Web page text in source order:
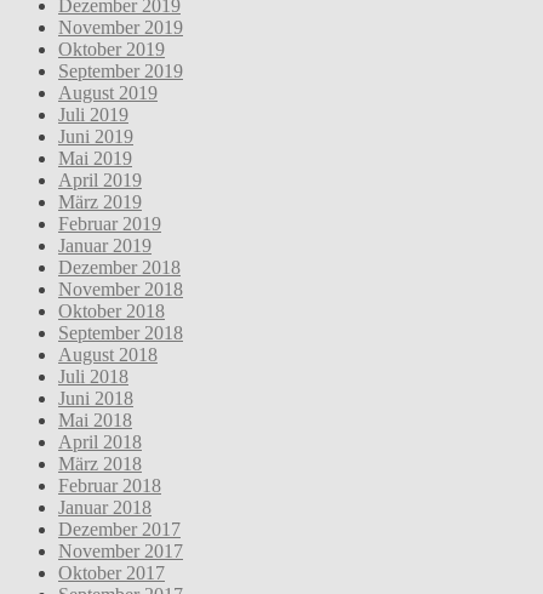
Dezember 2019
November 2019
Oktober 2019
September 2019
August 2019
Juli 2019
Juni 2019
Mai 2019
April 2019
März 2019
Februar 2019
Januar 2019
Dezember 2018
November 2018
Oktober 2018
September 2018
August 2018
Juli 2018
Juni 2018
Mai 2018
April 2018
März 2018
Februar 2018
Januar 2018
Dezember 2017
November 2017
Oktober 2017